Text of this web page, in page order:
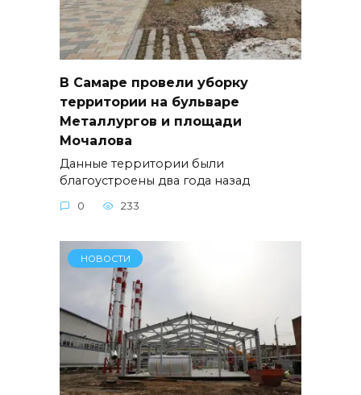
В Самаре провели уборку
территории на бульваре
Металлургов и площади
Мочалова
Данные территории были
благоустроены два года назад
0 233
НОВОСТИ